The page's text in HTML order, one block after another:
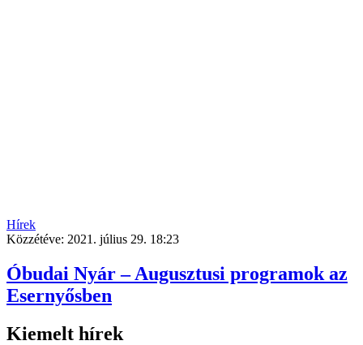
Hírek
Közzétéve: 2021. július 29. 18:23
Óbudai Nyár – Augusztusi programok az
Esernyősben
Kiemelt hírek